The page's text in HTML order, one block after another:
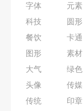
字体
元素
科技
圆形
餐饮
卡通
图形
素材
大气
绿色
头像
传媒
传统
印章